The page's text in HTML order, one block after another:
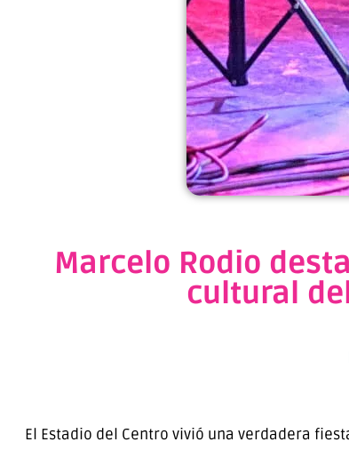
Marcelo Rodio
cultural
El Estadio del Centro vivió una verdadera